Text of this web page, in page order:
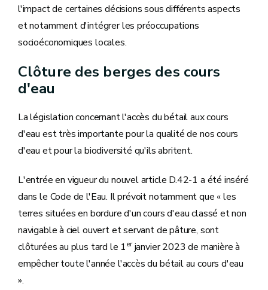
l'impact de certaines décisions sous différents aspects
et notamment d'intégrer les préoccupations
socioéconomiques locales.
Clôture des berges des cours
d'eau
La législation concernant l'accès du bétail aux cours
d'eau est très importante pour la qualité de nos cours
d'eau et pour la biodiversité qu'ils abritent.
L'entrée en vigueur du nouvel article D.42-1 a été inséré
dans le Code de l'Eau. Il prévoit notamment que « les
terres situées en bordure d'un cours d'eau classé et non
navigable à ciel ouvert et servant de pâture, sont
clôturées au plus tard le 1erjanvier 2023 de manière à
empêcher toute l'année l'accès du bétail au cours d'eau
».